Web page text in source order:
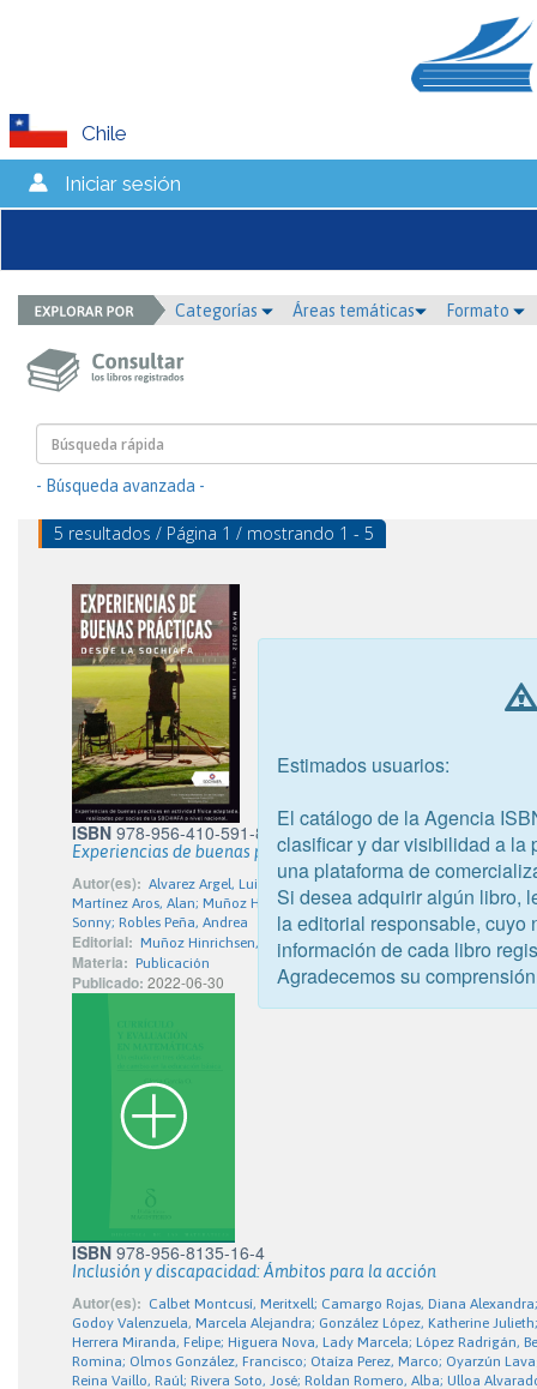
Chile
Iniciar sesión
Categorías Áreas temáticas Formato
- Búsqueda avanzada -
5 resultados / Página 1 / mostrando 1 - 5
ISBN 978-956-410-591-8
Experiencias de buenas prácticas en actividad física
Autor(es): Alvarez Argel, Luis; Arenas Riveras, Rosemery; Benavides
Martínez Aros, Alan; Muñoz Hinrichsen, Fernando; Olmos González,
Sonny; Robles Peña, Andrea
Editorial: Muñoz Hinrichsen, Fernando Ignacio
Materia: Publicación
Publicado: 2022-06-30
ISBN 978-956-8135-16-4
Inclusión y discapacidad: Ámbitos para la acción
Autor(es): Calbet Montcusí, Meritxell; Camargo Rojas, Diana
Godoy Valenzuela, Marcela Alejandra; González López, Katherine
Herrera Miranda, Felipe; Higuera Nova, Lady Marcela; López Radrigán,
Romina; Olmos González, Francisco; Otaíza Perez, Marco; Oyarzún
Reina Vaillo, Raúl; Rivera Soto, José; Roldan Romero, Alba; Ulloa
Estimados usuarios:
El catálogo de la Agencia
clasificar y dar visibilidad a la
una plataforma de
Si desea adquirir algún libro,
la editorial responsable, cuyo
información de cada libro
Agradecemos su